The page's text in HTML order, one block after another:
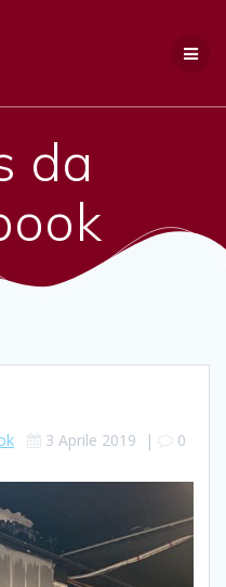
da
3 Aprile 2019 | 0